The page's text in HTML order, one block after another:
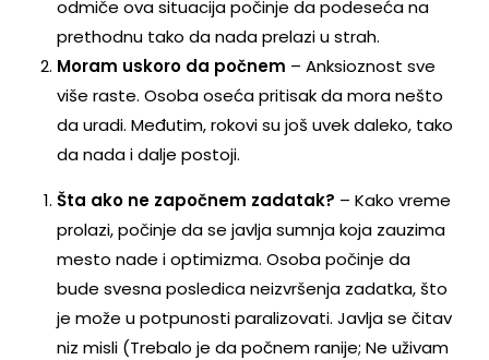
odmiče ova situacija počinje da podeseća na
prethodnu tako da nada prelazi u strah.
Moram uskoro da počnem – Anksioznost sve
više raste. Osoba oseća pritisak da mora nešto
da uradi. Međutim, rokovi su još uvek daleko, tako
da nada i dalje postoji.
Šta ako ne započnem zadatak? – Kako vreme
prolazi, počinje da se javlja sumnja koja zauzima
mesto nade i optimizma. Osoba počinje da
bude svesna posledica neizvršenja zadatka, što
je može u potpunosti paralizovati. Javlja se čitav
niz misli (Trebalo je da počnem ranije; Ne uživam